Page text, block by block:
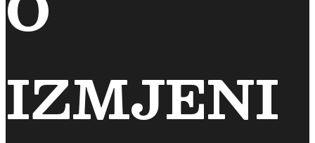
IZMJENI